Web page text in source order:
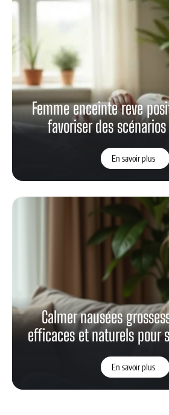
Femme enceinte reve
favoriser des
En savoir plus
Calmer nausées
efficaces et naturels pour
En savoir plus